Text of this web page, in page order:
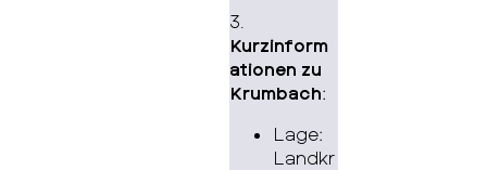
3.
Kurzinform
ationen zu
Krumbach:
Lage:
Landkr